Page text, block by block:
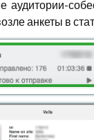
аудитории-
анкеты в